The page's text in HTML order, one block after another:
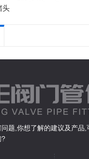
头
题,你想了解的建议及产品,
?